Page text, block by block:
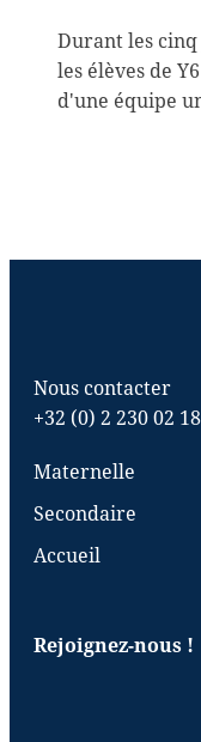
Durant les
les élèves de
d'une équipe
Nous contacter
+32 (0) 2 230 02 18
Maternelle
Secondaire
Accueil
Rejoignez-nous !